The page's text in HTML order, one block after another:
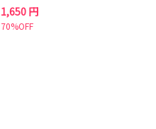
1,650 円
70%OFF